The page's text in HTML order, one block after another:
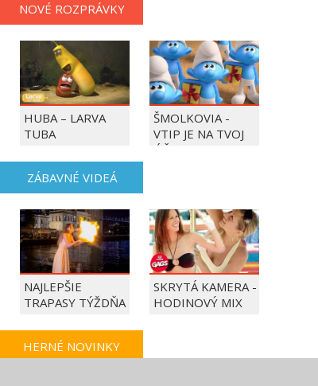
NOVÉ ROZPRÁVKY
HUBA – LARVA
TUBA
ŠMOLKOVIA -
VTIP JE NA TVOJ
ÚČET
ZÁBAVNÉ VIDEÁ
NAJLEPŠIE
TRAPASY TÝŽDŇA
SKRYTÁ KAMERA -
HODINOVÝ MIX
HERNÉ NOVINKY